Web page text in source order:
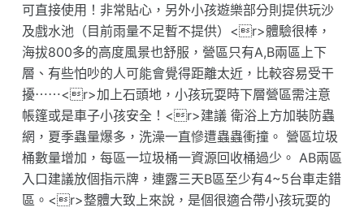
可直接使用！非常貼心，另外小孩遊樂部分則提供玩沙
及戲水池（目前雨量不足暫不提供）<r>體驗很棒，
海拔800多的高度風景也舒服，營區只有A,B兩區上下
層、有些怕吵的人可能會覺得距離太近，比較容易受干
擾⋯⋯<r>加上石頭地，小孩玩耍時下層營區需注意
帳篷或是車子小孩安全！<r>建議 衛浴上方加裝防蟲
網，夏季蟲量爆多，洗澡一直慘遭蟲蟲衝撞。 營區垃圾
桶數量增加，每區一垃圾桶一資源回收桶過少。 AB兩區
入口建議放個指示牌，連露三天B區至少有4~5台車走錯
區。<r>整體大致上來說，是個很適合帶小孩玩耍的